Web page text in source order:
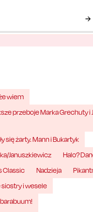
wiem
przeboje Marka Grechuty i
się żarty. Mann i Bukartyk
Januszkiewicz
Halo?
Classic
Nadzieja
i wesele